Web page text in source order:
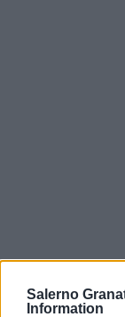
Salerno
Information